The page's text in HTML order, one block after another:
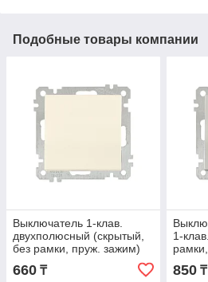
Подобные товары компании
Выключатель 1-клав.
двухполюсный (скрытый,
без рамки, пруж. зажим)
кремовый, DARIA,
MUTLUSAN
660 ₸
1-
850₸